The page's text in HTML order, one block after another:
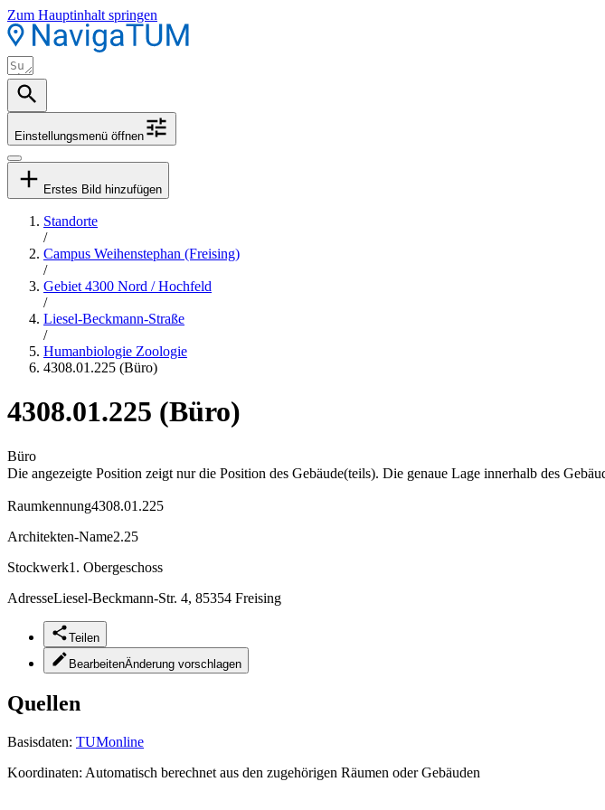
Zum Hauptinhalt springen
Einstellungsmenü öffnen
Erstes Bild hinzufügen
Standorte
/
Campus Weihenstephan (Freising)
/
Gebiet 4300 Nord / Hochfeld
/
Liesel-Beckmann-Straße
/
Humanbiologie Zoologie
4308.01.225 (Büro)
4308.01.225 (Büro)
Büro
Die angezeigte Position zeigt nur die Position des Gebäude(teils). Die genaue Lage innerhalb des
Raumkennung4308.01.225
Architekten-Name2.25
Stockwerk1. Obergeschoss
AdresseLiesel-Beckmann-Str. 4, 85354 Freising
Teilen
BearbeitenÄnderung vorschlagen
Quellen
Basisdaten: TUMonline
Koordinaten: Automatisch berechnet aus den zugehörigen Räumen oder Gebäuden